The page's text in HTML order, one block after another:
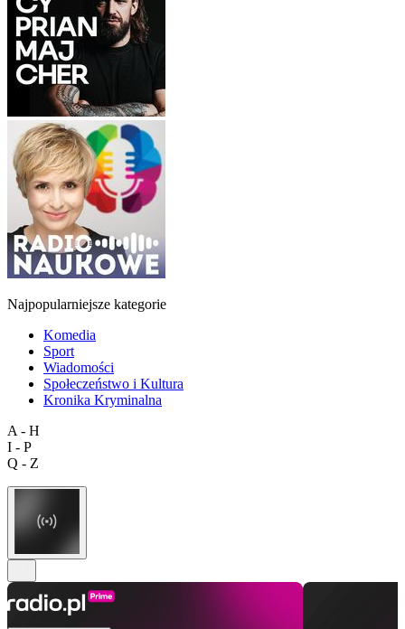
Najpopularniejsze kategorie
Komedia
Sport
Wiadomości
Społeczeństwo i Kultura
Kronika Kryminalna
A - H
I - P
Q - Z